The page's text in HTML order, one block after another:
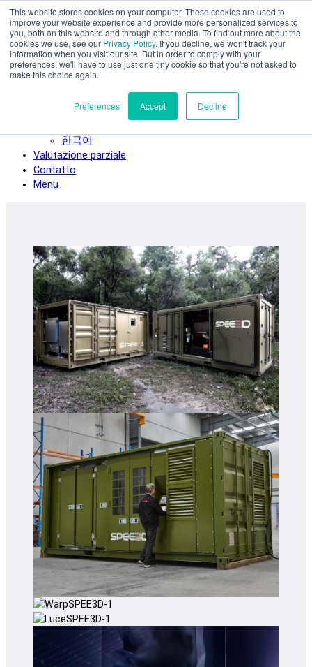
This website stores cookies on your computer. These cookies are used to
improve your website experience and provide more personalized services to
you, both on this website and through other media. To find out more about the
cookies we use, see our Privacy Policy. If you decline, we won't track your
information when you visit our site. But in order to comply with your
preferences, we'll have to use just one tiny cookie so that you're not asked to
make this choice again.
Preferences Accept Decline
Vai al contenuto principale
SPEE3D
Italiano
English
Español
Français
한국어
Valutazione parziale
Contatto
Menu